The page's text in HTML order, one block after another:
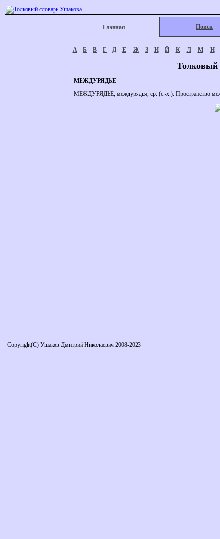
Главная Поиск
А Б В Г Д Е Ж З И Й К Л М Н
Толковый
МЕЖДУРЯДЬЕ
МЕЖДУРЯДЬЕ, междурядья, ср. (с.-х.). Пространство
Copyright(C) Ушаков Дмитрий Николаевич 2008-2023